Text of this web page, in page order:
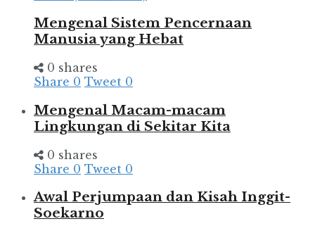
Mengenal Sistem Pencernaan
Manusia yang Hebat
0 shares
Share 0 Tweet 0
Mengenal Macam-macam
Lingkungan di Sekitar Kita
0 shares
Share 0 Tweet 0
Awal Perjumpaan dan Kisah Inggit-
Soekarno